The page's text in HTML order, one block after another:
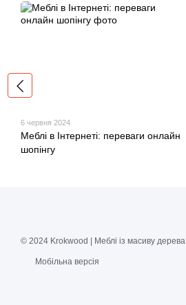
6 червня 2024
Меблі в Інтернеті: переваги онлайн
шопінгу
© 2024 Krokwood | Меблі із масиву дерева
Мобільна версія